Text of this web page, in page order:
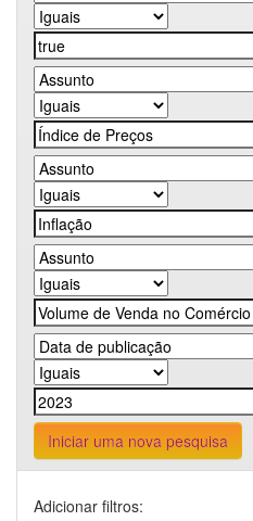
Iniciar uma nova pesquisa
Adicionar filtros: